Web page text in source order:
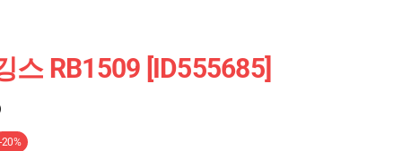
스 RB1509 [ID555685]
-20%